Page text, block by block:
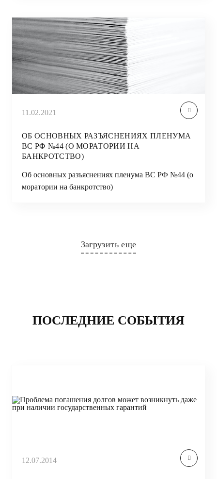
11.02.2021
ОБ ОСНОВНЫХ РАЗЪЯСНЕНИЯХ ПЛЕНУМА
ВС РФ №44 (О МОРАТОРИИ НА
БАНКРОТСТВО)
Об основных разъяснениях пленума ВС РФ №44 (о
моратории на банкротство)
Загрузить еще
ПОСЛЕДНИЕ СОБЫТИЯ
12.07.2014